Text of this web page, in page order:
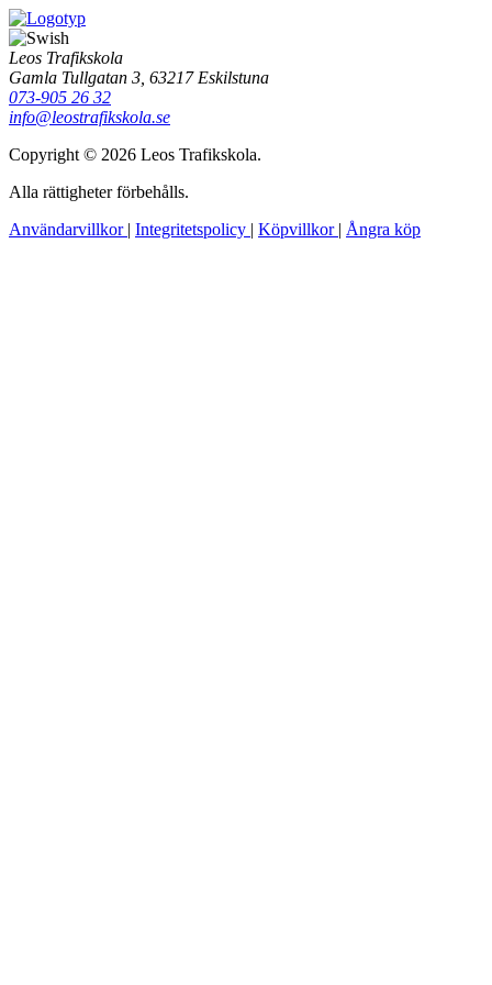
Leos Trafikskola
Gamla Tullgatan 3, 63217 Eskilstuna
073-905 26 32
info@leostrafikskola.se
Copyright © 2026 Leos Trafikskola.
Alla rättigheter förbehålls.
Användarvillkor | Integritetspolicy | Köpvillkor | Ångra köp